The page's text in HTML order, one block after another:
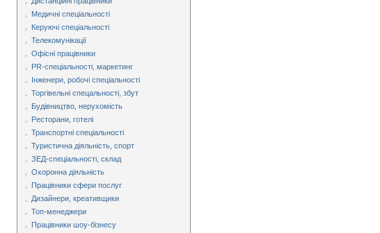
Медичні спеціальності
Керуючі спеціальності
Телекомунікації
Офісні працівники
PR-спеціальності, маркетинг
Інженери, робочі спеціальності
Торгівельні спецальності, збут
Будівництво, нерухомість
Ресторани, готелі
Транспортні спеціальності
Туристична діяльність, спорт
ЗЕД-спеціальності, склад
Охоронна діяльність
Працівники сфери послуг
Дизайнери, креативщики
Топ-менеджери
Працівники шоу-бізнесу